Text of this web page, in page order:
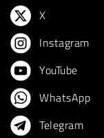
X
Instagram
YouTube
WhatsApp
Telegram